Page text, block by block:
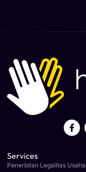
Services
Penerbitan Legalitas Usaha